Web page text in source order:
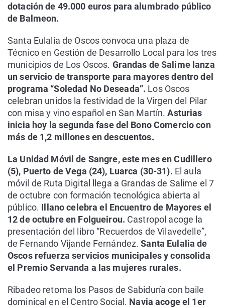
dotación de 49.000 euros para alumbrado público
de Balmeon.
Santa Eulalia de Oscos convoca una plaza de
Técnico en Gestión de Desarrollo Local para los tres
municipios de Los Oscos. Grandas de Salime lanza
un servicio de transporte para mayores dentro del
programa “Soledad No Deseada”. Los Oscos
celebran unidos la festividad de la Virgen del Pilar
con misa y vino español en San Martín.Asturias
inicia hoy la segunda fase del Bono Comercio con
más de 1,2 millones en descuentos.
La Unidad Móvil de Sangre, este mes en Cudillero
(5), Puerto de Vega (24), Luarca (30-31). El aula
móvil de Ruta Digital llega a Grandas de Salime el 7
de octubre con formación tecnológica abierta al
público. Illano celebra el Encuentro de Mayores el
12 de octubre en Folgueirou. Castropol acoge la
presentación del libro “Recuerdos de Vilavedelle”,
de Fernando Vijande Fernández.Santa Eulalia de
Oscos refuerza servicios municipales y consolida
el Premio Servanda a las mujeres rurales.
Ribadeo retoma los Pasos de Sabiduría con baile
dominical en el Centro Social. Navia acoge el 1er